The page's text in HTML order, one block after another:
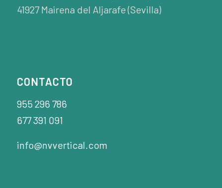
41927 Mairena del Aljarafe (Sevilla)
CONTACTO
955 296 786
677 391 091
info@nvvertical.com